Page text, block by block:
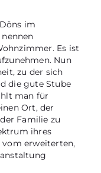
im
Es ist
Nun
zu der sich
die gute Stube
man für
Ort, der
Familie zu
ihres
vom erweiterten,